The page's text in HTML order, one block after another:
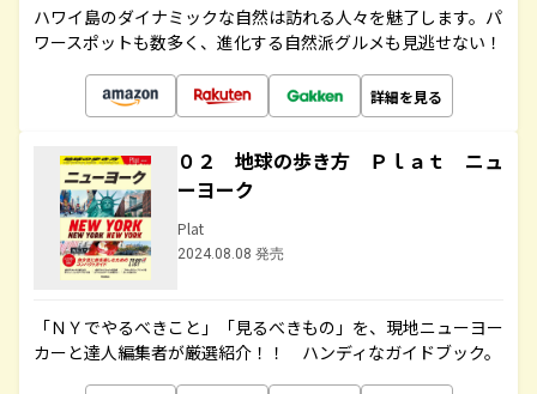
ハワイ島のダイナミックな自然は訪れる人々を魅了します。パ
ワースポットも数多く、進化する自然派グルメも見逃せない！
詳細を見る
０２ 地球の歩き方 Ｐｌａｔ ニュ
ーヨーク
Plat
2024.08.08 発売
「ＮＹでやるべきこと」「見るべきもの」を、現地ニューヨー
カーと達人編集者が厳選紹介！！ ハンディなガイドブック。